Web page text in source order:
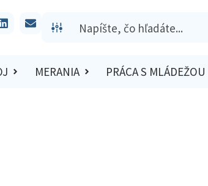
MERANIA PRÁCA S MLÁDEŽOU